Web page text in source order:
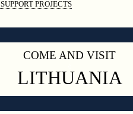
SUPPORT PROJECTS
COME AND VISIT
LITHUANIA